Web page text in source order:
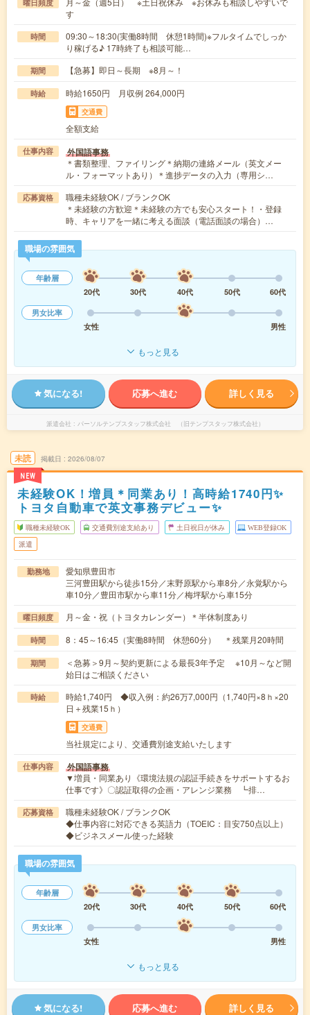
曜日頻度
す
時間
09:30～18:30(実働8時間 休憩1時間)※フルタイムでしっか
り稼げる♪ 17時終了も相談可能…
期間 【急募】即日～長期 ※8月～！
時給 時給1650円 月収例 264,000円
交通費
全額支給
仕事内容 外国語事務
＊書類整理、ファイリング＊納期の連絡メール（英文メー
ル・フォーマットあり）＊進捗データの入力（専用シ…
応募資格
職種未経験OK / ブランクOK
＊未経験の方歓迎＊未経験の方でも安心スタート！・登録
時、キャリアを一緒に考える面談（電話面談の場合）…
職場の雰囲気
年齢層
20代
30代 40代 50代
60代
男女比率
女性
男性
もっと見る
気になる! 応募へ進む 詳しく見る
派遣会社 パーソルテンプスタッフ株式会社 （旧テンプスタッフ株式会社）
未読
NEW
掲載日 2026/08/07
未経験OK！増員＊同業あり！高時給1740円✨
トヨタ自動車で英文事務デビュー✨
職種未経験OK 交通費別途支給あり 土日祝日が休み WEB登録OK
派遣
勤務地
愛知県豊田市
三河豊田駅から徒歩15分／末野原駅から車8分／永覚駅から
車10分／豊田市駅から車11分／梅坪駅から車15分
曜日頻度 月～金・祝（トヨタカレンダー）＊半休制度あり
時間 8：45～16:45（実働8時間 休憩60分） ＊残業月20時間
期間
＜急募＞9月～契約更新による最長3年予定 ※10月～など開
始日はご相談ください
時給
時給1,740円 ◆収入例：約26万7,000円（1,740円×8ｈ×20
日＋残業15ｈ）
交通費
当社規定により、交通費別途支給いたします
仕事内容 外国語事務
▼増員・同業あり《環境法規の認証手続きをサポートするお
仕事です》〇認証取得の企画・アレンジ業務 ┗排…
応募資格
職種未経験OK / ブランクOK
◆仕事内容に対応できる英語力（TOEIC：目安750点以上）
◆ビジネスメール使った経験
職場の雰囲気
年齢層
20代
30代 40代 50代
60代
男女比率
女性
男性
もっと見る
気になる! 応募へ進む 詳しく見る